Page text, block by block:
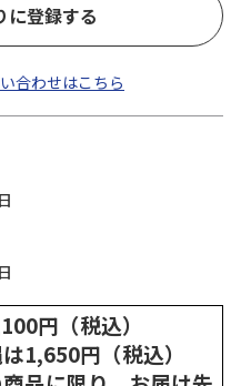
に登録する
合わせはこちら
円（税込）
1,650円（税込）